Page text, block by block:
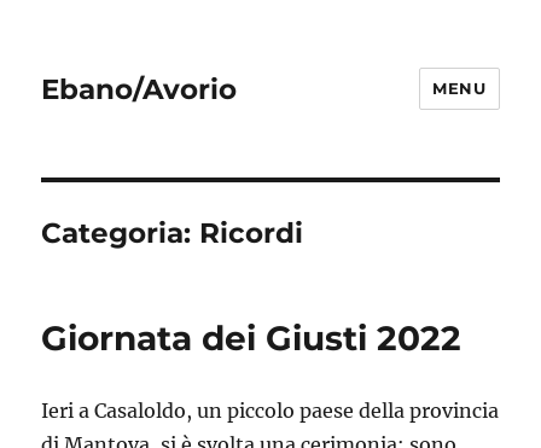
Ebano/Avorio MENU
Categoria: Ricordi
Giornata dei Giusti 2022
Ieri a Casaloldo, un piccolo paese della provincia